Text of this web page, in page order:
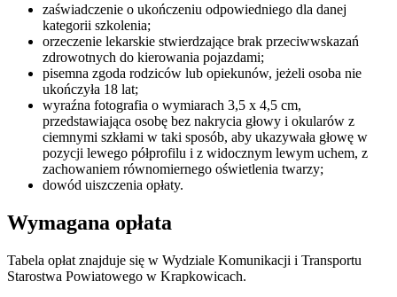
zaświadczenie o ukończeniu odpowiedniego dla danej
kategorii szkolenia;
orzeczenie lekarskie stwierdzające brak przeciwwskazań
zdrowotnych do kierowania pojazdami;
pisemna zgoda rodziców lub opiekunów, jeżeli osoba nie
ukończyła 18 lat;
wyraźna fotografia o wymiarach 3,5 x 4,5 cm,
przedstawiająca osobę bez nakrycia głowy i okularów z
ciemnymi szkłami w taki sposób, aby ukazywała głowę w
pozycji lewego półprofilu i z widocznym lewym uchem, z
zachowaniem równomiernego oświetlenia twarzy;
dowód uiszczenia opłaty.
Wymagana opłata
Tabela opłat znajduje się w Wydziale Komunikacji i Transportu
Starostwa Powiatowego w Krapkowicach.